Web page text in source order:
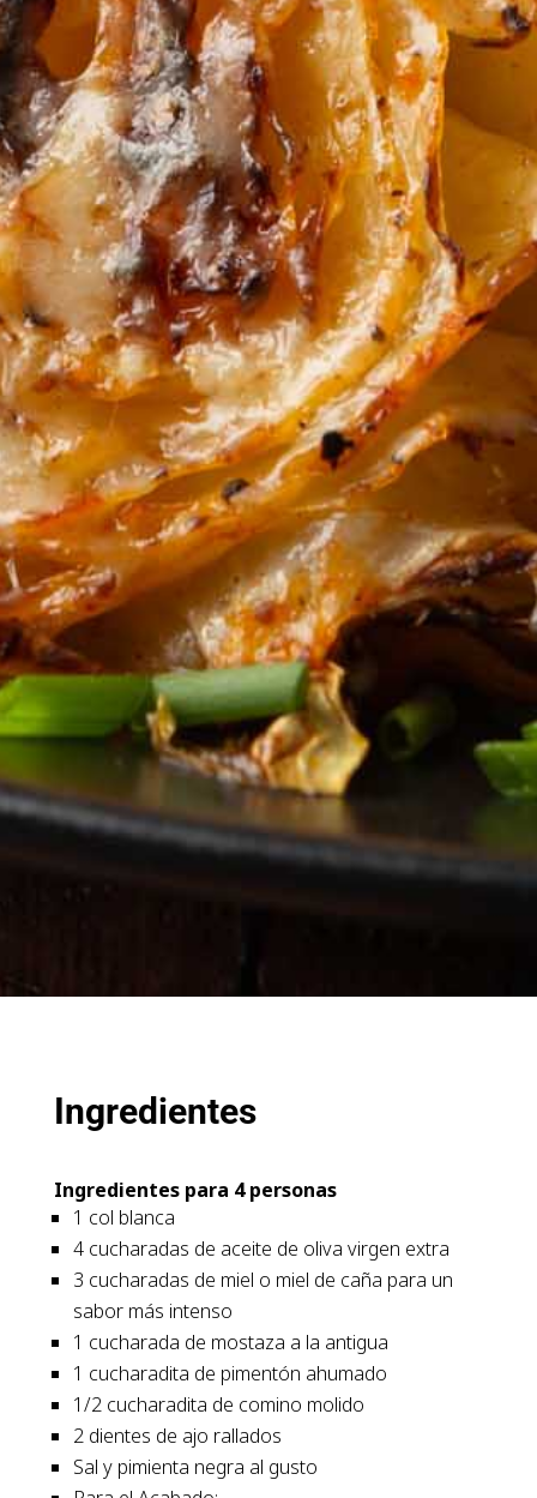
Ingredientes
Ingredientes para 4 personas
1 col blanca
4 cucharadas de aceite de oliva virgen extra
3 cucharadas de miel o miel de caña para un
sabor más intenso
1 cucharada de mostaza a la antigua
1 cucharadita de pimentón ahumado
1/2 cucharadita de comino molido
2 dientes de ajo rallados
Sal y pimienta negra al gusto